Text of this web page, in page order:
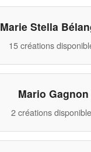
Marie Stella
15 créations
Mario Gagnon
2 créations